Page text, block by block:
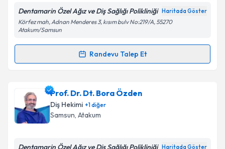
E-posta Adresiniz
Kişisel verilerimin işlenmesine ilişkin
Metni'ni okudum ve kişisel verilerimin belirtilen
Takvim Talebini Gönder
Dentamarin Özel Ağız ve Diş Sağlığı Polikliniği Haritada Göster
Körfez mah, Adnan Menderes 3, kısım bulv No:219/A, 55270
Atakum/Samsun
Randevu Talep Et
Randevu Takvimi Talebi
Dr. Dt. Nazife Tuba Telcioğluiçin randevu takvimi
talebi oluşturun. Size bu uzmandan randevu almanız
için bir takvim hazırlandığında e-posta ile
bilgilendireceğiz.
E-posta Adresiniz
Prof. Dr. Dt. Bora Özden
Diş Hekimi +1diğer
Samsun, Atakum
Dentamarin Özel Ağız ve Diş Sağlığı Polikliniği Haritada Göster